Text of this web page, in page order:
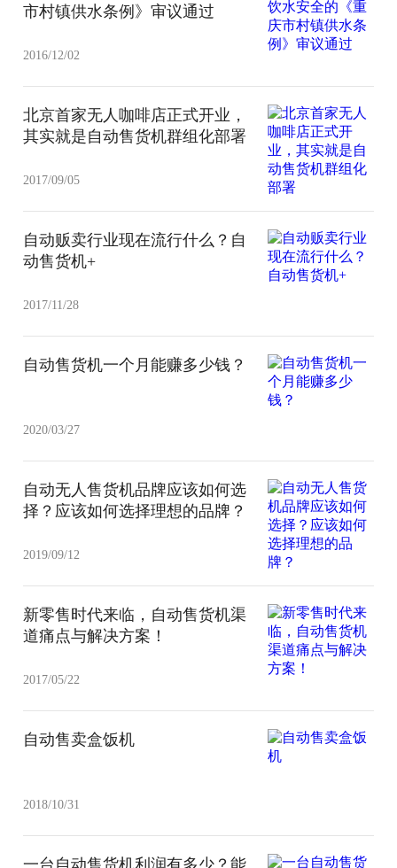
市村镇供水条例》审议通过
2016/12/02
北京首家无人咖啡店正式开业，
其实就是自动售货机群组化部署
2017/09/05
自动贩卖行业现在流行什么？自
动售货机+
2017/11/28
自动售货机一个月能赚多少钱？
2020/03/27
自动无人售货机品牌应该如何选
择？应该如何选择理想的品牌？
2019/09/12
新零售时代来临，自动售货机渠
道痛点与解决方案！
2017/05/22
自动售卖盒饭机
2018/10/31
一台自动售货机利润有多少？能